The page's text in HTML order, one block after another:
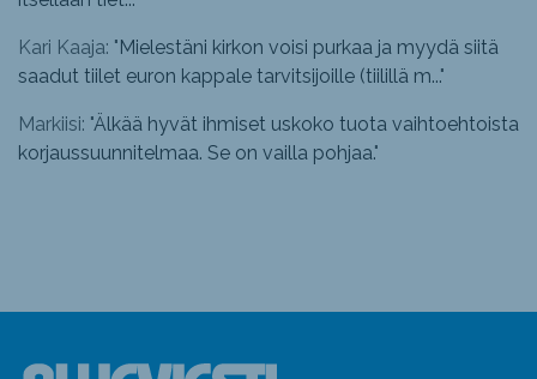
Kari Kaaja: "Mielestäni kirkon voisi purkaa ja myydä siitä
saadut tiilet euron kappale tarvitsijoille (tiilillä m..."
Markiisi: "Älkää hyvät ihmiset uskoko tuota vaihtoehtoista
korjaussuunnitelmaa. Se on vailla pohjaa."